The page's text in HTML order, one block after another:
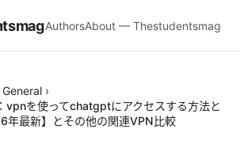
AuthorsAbout — Thestudentsmag
General ›
を使ってchatgptにアクセスする方法と
年最新】とその他の関連VPN比較